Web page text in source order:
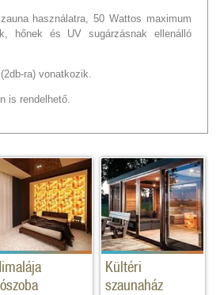
használatra, 50 Wattos maximum
hőnek és UV sugárzásnak ellenálló
ra) vonatkozik.
is rendelhető.
Kültéri
szaunaház